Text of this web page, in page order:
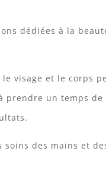
dédiées à la
visage et le corps
un temps
des mains et